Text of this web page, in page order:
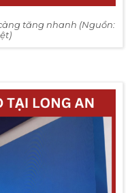
tăng nhanh (Nguồn: